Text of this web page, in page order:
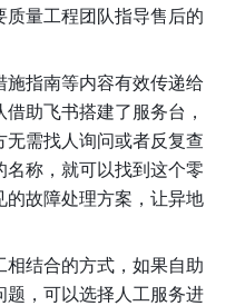
量工程团队指导售后的
指南等内容有效传递给
助飞书搭建了服务台，
需找人询问或者反复查
称，就可以找到这个零
故障处理方案，让异地
结合的方式，如果自助
，可以选择人工服务进